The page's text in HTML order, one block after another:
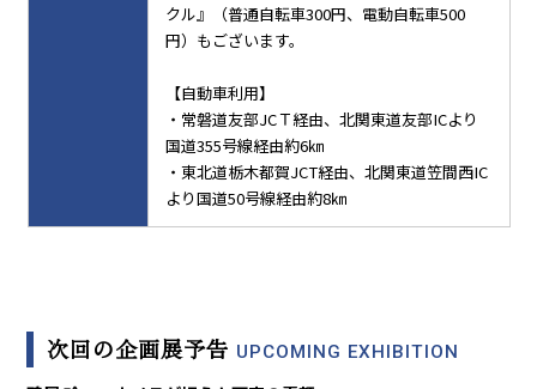
クル』（普通自転車300円、電動自転車500
円）もございます。
【自動車利用】
・常磐道友部JCＴ経由、北関東道友部ICより
国道355号線経由約6㎞
・東北道栃木都賀JCT経由、北関東道笠間西IC
より国道50号線経由約8㎞
次回の企画展予告 UPCOMING EXHIBITION